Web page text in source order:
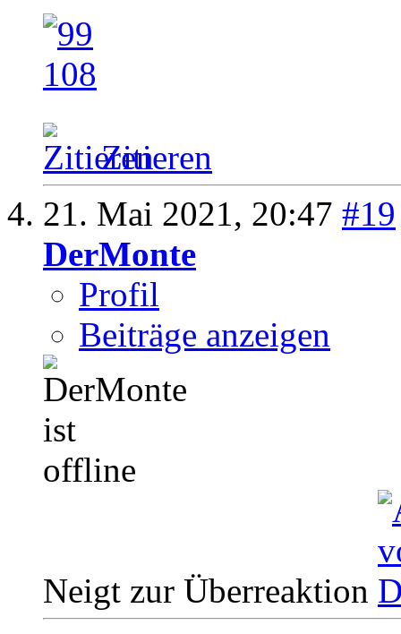
Zitieren
21. Mai 2021, 20:47 #19
DerMonte
Profil
Beiträge anzeigen
Neigt zur Überreaktion